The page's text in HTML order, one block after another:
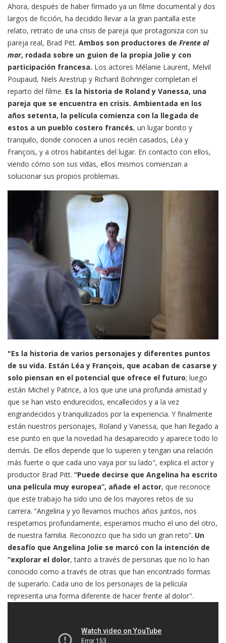
Ahora, después de haber firmado ya un filme documental y dos
largos de ficción, ha decidido llevar a la gran pantalla este
relato, retrato de una crisis de pareja que protagoniza con su
pareja real, Brad Pitt. Ambos son productores de Frente al
mar, rodada sobre un guion de la propia Jolie y con
participación francesa. Los actores Mélanie Laurent, Melvil
Poupaud, Niels Arestrup y Richard Bohringer completan el
reparto del filme. Es la historia de Roland y Vanessa, una
pareja que se encuentra en crisis. Ambientada en los
años setenta, la película comienza con la llegada de
estos a un pueblo costero francés, un lugar bonito y
tranquilo, donde conocen a unos recién casados, Léa y
François, y a otros habitantes del lugar. En contacto con ellos,
viendo cómo son sus vidas, ellos mismos comienzan a
solucionar sus propios problemas.
"Es la historia de varios personajes y diferentes puntos
de su vida. Están Léa y François, que acaban de casarse y
solo piensan en el potencial que ofrece el futuro; luego
están Michel y Patrice, a los que une una profunda amistad y
que se han visto endurecidos, encallecidos y a la vez
engrandecidos y tranquilizados por la experiencia. Y finalmente
están nuestros personajes, Roland y Vanessa, que han llegado a
ese punto en que la novedad ha desaparecido y aparece todo lo
demás. De ellos depende que lo superen y tengan una relación
más fuerte o que cada uno vaya por su lado", explica el actor y
productor Brad Pitt. “Puede decirse que Angelina ha escrito
una película muy europea”, añade el actor, que reconoce
que este trabajo ha sido uno de los mayores retos de su
carrera. “Angelina y yo llevamos muchos años juntos, nos
respetamos profundamente, esperamos mucho el uno del otro,
de nuestra familia. Reconozco que ha sido un gran reto”. Un
desafío que Angelina Jolie se marcó con la intención de
“explorar el dolor, tanto a través de personas que no lo han
conocido como a través de otras que han encontrado formas
de superarlo. Cada uno de los personajes de la película
representa una forma diferente de hacer frente al dolor".